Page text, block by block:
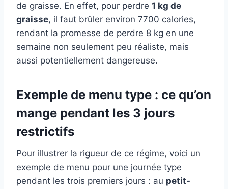
de graisse. En effet, pour perdre 1 kg de
graisse, il faut brûler environ 7700 calories,
rendant la promesse de perdre 8 kg en une
semaine non seulement peu réaliste, mais
aussi potentiellement dangereuse.
Exemple de menu type : ce qu’on
mange pendant les 3 jours
restrictifs
Pour illustrer la rigueur de ce régime, voici un
exemple de menu pour une journée type
pendant les trois premiers jours : au petit-